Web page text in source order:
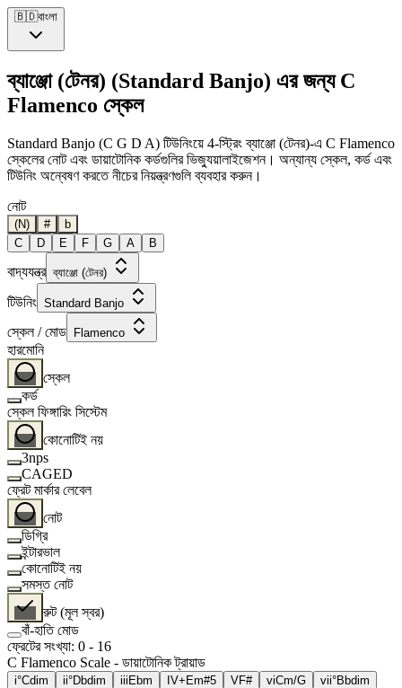
🇧🇩বাংলা
ব্যাঞ্জো (টেনর) (Standard Banjo) এর জন্য C
Flamenco স্কেল
Standard Banjo (C G D A) টিউনিংয়ে 4-স্ট্রিং ব্যাঞ্জো (টেনর)-এ C Flamenco
স্কেলের নোট এবং ডায়াটোনিক কর্ডগুলির ভিজ্যুয়ালাইজেশন। অন্যান্য স্কেল, কর্ড এবং
টিউনিং অন্বেষণ করতে নীচের নিয়ন্ত্রণগুলি ব্যবহার করুন।
নোট
(N) #
b
C
D E F G A B
বাদ্যযন্ত্র ব্যাঞ্জো (টেনর)
টিউনিং Standard Banjo
স্কেল / মোড Flamenco
হারমোনি
স্কেল
কর্ড
স্কেল ফিঙ্গারিং সিস্টেম
কোনোটিই নয়
3nps
CAGED
ফ্রেট মার্কার লেবেল
নোট
ডিগ্রি
ইন্টারভাল
কোনোটিই নয়
সমস্ত নোট
রুট (মূল স্বর)
বাঁ-হাতি মোড
ফ্রেটের সংখ্যা: 0 - 16
C Flamenco Scale - ডায়াটোনিক ট্রায়াড
i°Cdim ii°Dbdim iii Ebm IV+ Em#5 VF# viCm/G vii°Bbdim